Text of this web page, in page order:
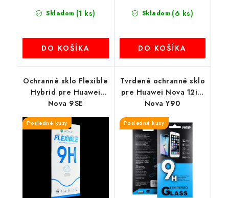
Skladom (1 ks)
DO KOŠÍKA
Skladom (6 ks)
DO KOŠÍKA
Ochranné sklo Flexible
Hybrid pre Huawei
Nova 9SE
Posledné kusy
Tvrdené ochranné sklo
pre Huawei Nova 12i /
Nova Y90
Posledné kusy